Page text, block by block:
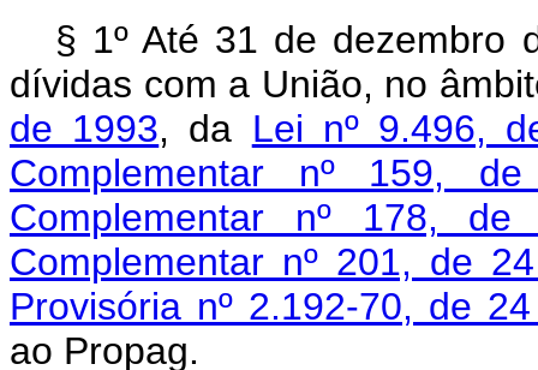
§ 1º Até 31 de dezembro
dívidas com a União, no
de 1993, da Lei nº 9.496,
Complementar nº 159,
Complementar nº 178,
Complementar nº 201, de
Provisória nº 2.192-70, de
ao Propag.